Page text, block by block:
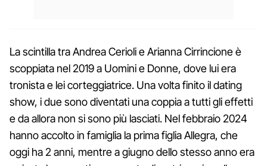
La scintilla tra Andrea Cerioli e Arianna Cirrincione è
scoppiata nel 2019 a Uomini e Donne, dove lui era
tronista e lei corteggiatrice. Una volta finito il dating
show, i due sono diventati una coppia a tutti gli effetti
e da allora non si sono più lasciati. Nel febbraio 2024
hanno accolto in famiglia la prima figlia Allegra, che
oggi ha 2 anni, mentre a giugno dello stesso anno era